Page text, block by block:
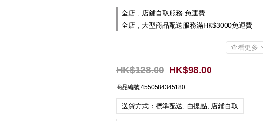
全店，店舖自取服務 免運費
全店，大型商品配送服務滿HK$3000免運費
查看更多
HK$98.00
HK$128.00
商品編號 4550584345180
送貨方式：標準配送, 自提點, 店鋪自取